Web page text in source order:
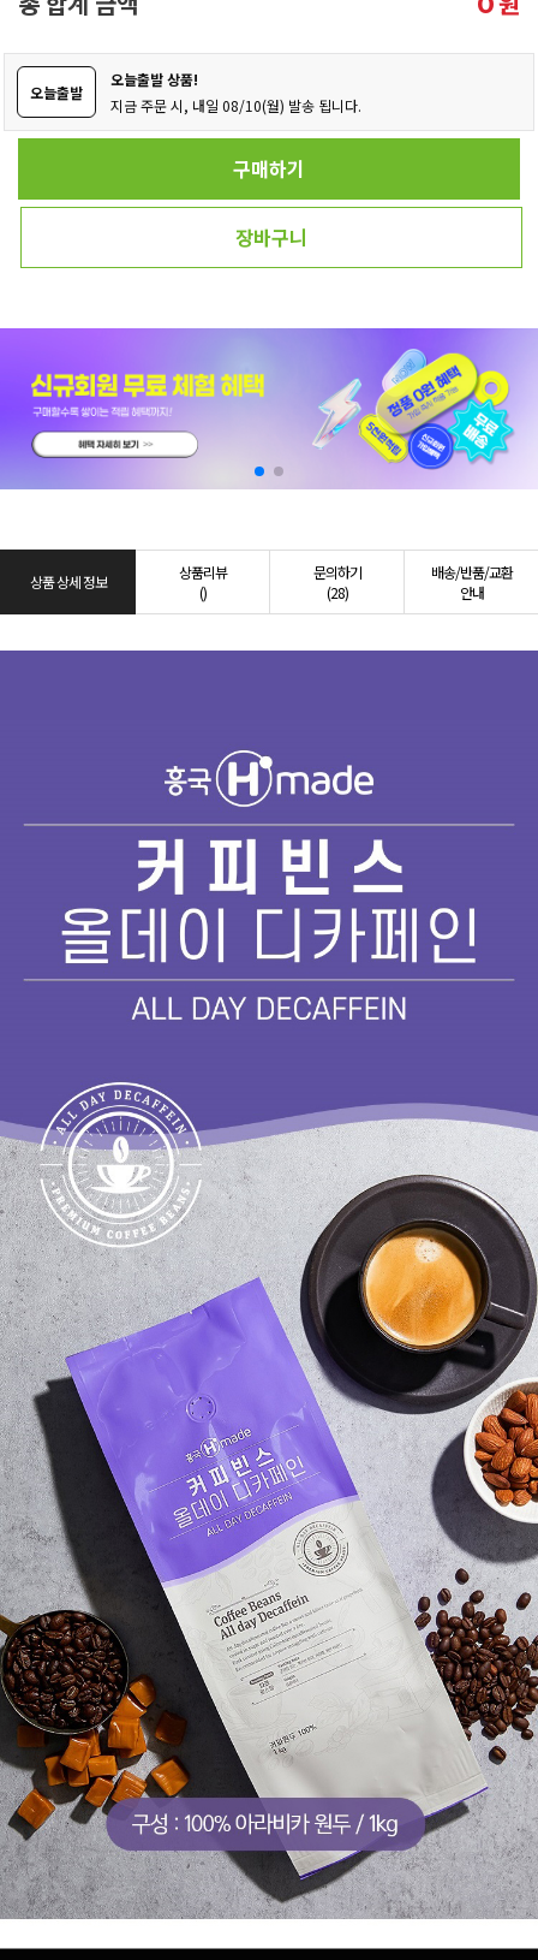
오늘출발
오늘출발 상품!
지금 주문 시, 내일 08/10(월) 발송 됩니다.
구매하기
장바구니
상품 상세 정보
상품리뷰
()
문의하기
(28)
배송/반품/교환
안내